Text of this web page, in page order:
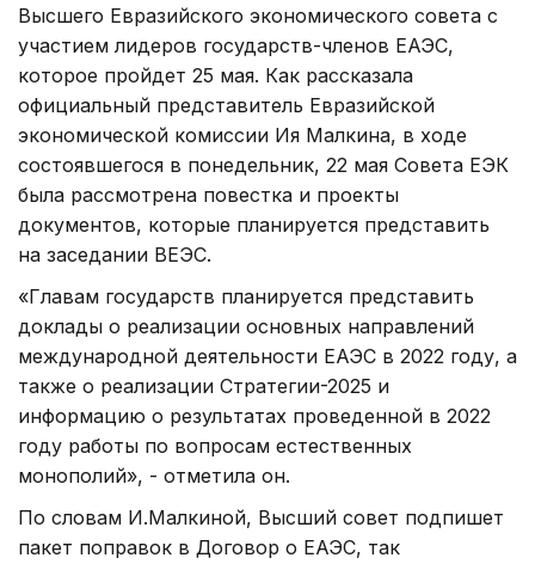
Высшего Евразийского экономического совета с
участием лидеров государств-членов ЕАЭС,
которое пройдет 25 мая. Как рассказала
официальный представитель Евразийской
экономической комиссии Ия Малкина, в ходе
состоявшегося в понедельник, 22 мая Совета ЕЭК
была рассмотрена повестка и проекты
документов, которые планируется представить
на заседании ВЕЭС.
«Главам государств планируется представить
доклады о реализации основных направлений
международной деятельности ЕАЭС в 2022 году, а
также о реализации Стратегии-2025 и
информацию о результатах проведенной в 2022
году работы по вопросам естественных
монополий», - отметила он.
По словам И.Малкиной, Высший совет подпишет
пакет поправок в Договор о ЕАЭС, так